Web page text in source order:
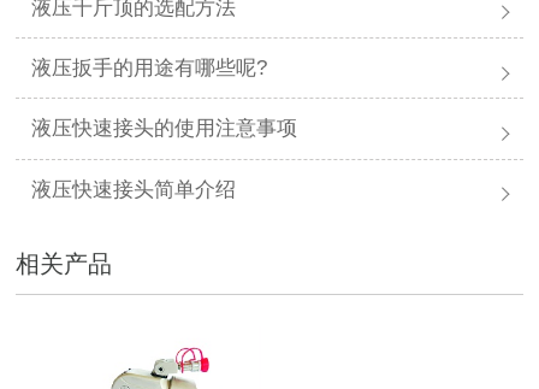
液压千斤顶的选配方法
液压扳手的用途有哪些呢?
液压快速接头的使用注意事项
液压快速接头简单介绍
相关产品